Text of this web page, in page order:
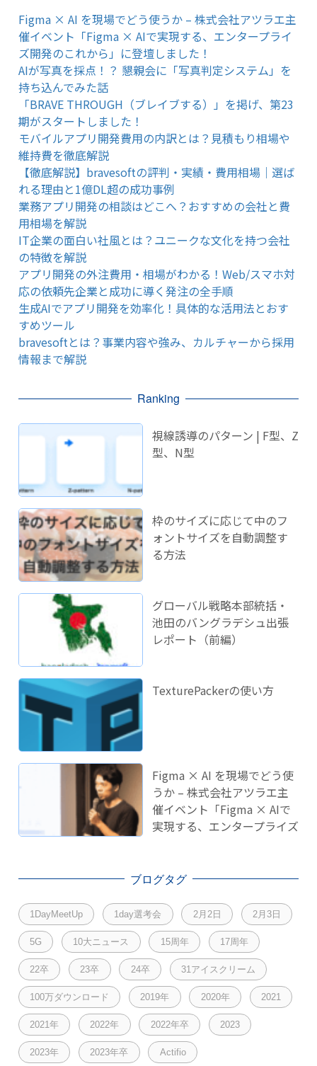
Figma × AI を現場でどう使うか – 株式会社アツラエ主
催イベント「Figma × AIで実現する、エンタープライ
ズ開発のこれから」に登壇しました！
AIが写真を採点！？ 懇親会に「写真判定システム」を
持ち込んでみた話
「BRAVE THROUGH（ブレイブする）」を掲げ、第23
期がスタートしました！
モバイルアプリ開発費用の内訳とは？見積もり相場や
維持費を徹底解説
【徹底解説】bravesoftの評判・実績・費用相場｜選ば
れる理由と1億DL超の成功事例
業務アプリ開発の相談はどこへ？おすすめの会社と費
用相場を解説
IT企業の面白い社風とは？ユニークな文化を持つ会社
の特徴を解説
アプリ開発の外注費用・相場がわかる！Web/スマホ対
応の依頼先企業と成功に導く発注の全手順
生成AIでアプリ開発を効率化！具体的な活用法とおす
すめツール
bravesoftとは？事業内容や強み、カルチャーから採用
情報まで解説
Ranking
視線誘導のパターン | F型、Z
型、N型
枠のサイズに応じて中のフ
ォントサイズを自動調整す
る方法
グローバル戦略本部統括・
池田のバングラデシュ出張
レポート（前編）
TexturePackerの使い方
Figma × AI を現場でどう使
うか – 株式会社アツラエ主
催イベント「Figma × AIで
実現する、エンタープライズ
ブログタグ
1DayMeetUp 1day選考会 2月2日 2月3日
5G 10大ニュース 15周年 17周年
22卒 23卒 24卒 31アイスクリーム
100万ダウンロード 2019年 2020年 2021
2021年 2022年 2022年卒 2023
2023年 2023年卒 Actifio